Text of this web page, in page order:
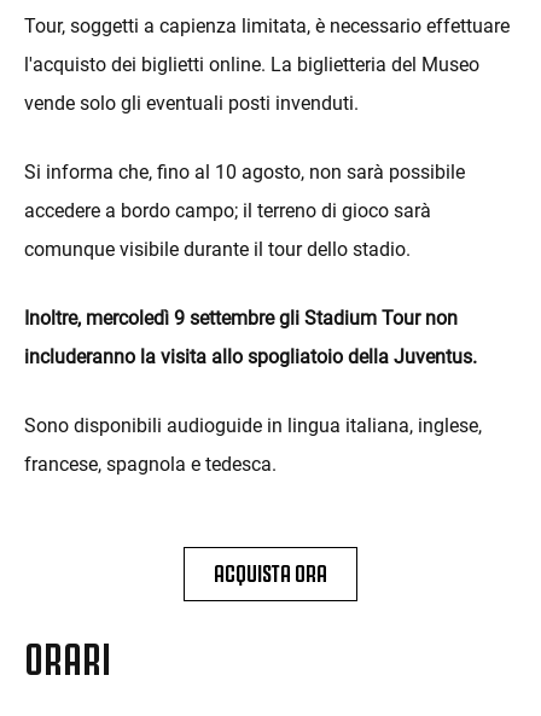
Tour, soggetti a capienza limitata, è necessario effettuare
l'acquisto dei biglietti online. La biglietteria del Museo
vende solo gli eventuali posti invenduti.
Si informa che, fino al 10 agosto, non sarà possibile
accedere a bordo campo; il terreno di gioco sarà
comunque visibile durante il tour dello stadio.
Inoltre, mercoledì 9 settembre gli Stadium Tour non
includeranno la visita allo spogliatoio della Juventus.
Sono disponibili audioguide in lingua italiana, inglese,
francese, spagnola e tedesca.
ACQUISTA ORA
ORARI